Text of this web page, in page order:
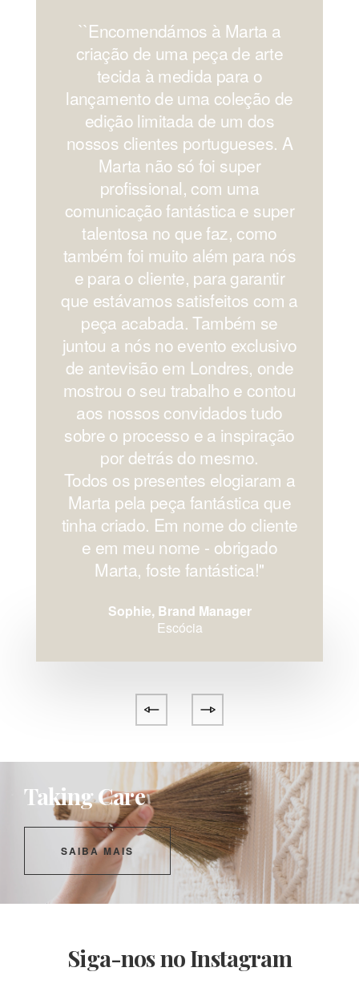
``Encomendámos à Marta a
criação de uma peça de arte
tecida à medida para o
lançamento de uma coleção de
edição limitada de um dos
nossos clientes portugueses. A
Marta não só foi super
profissional, com uma
comunicação fantástica e super
talentosa no que faz, como
também foi muito além para nós
e para o cliente, para garantir
que estávamos satisfeitos com a
peça acabada. Também se
juntou a nós no evento exclusivo
de antevisão em Londres, onde
mostrou o seu trabalho e contou
aos nossos convidados tudo
sobre o processo e a inspiração
por detrás do mesmo.
Todos os presentes elogiaram a
Marta pela peça fantástica que
tinha criado. Em nome do cliente
e em meu nome - obrigado
Marta, foste fantástica!''
Sophie, Brand Manager
Escócia
Taking Care
SAIBA MAIS
Siga-nos no Instagram